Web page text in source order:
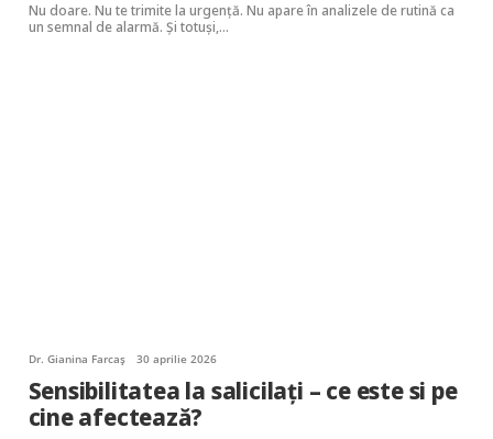
Nu doare. Nu te trimite la urgență. Nu apare în analizele de rutină ca
un semnal de alarmă. Și totuși,…
Dr. Gianina Farcaș 30 aprilie 2026
Sensibilitatea la salicilați – ce este si pe
cine afectează?